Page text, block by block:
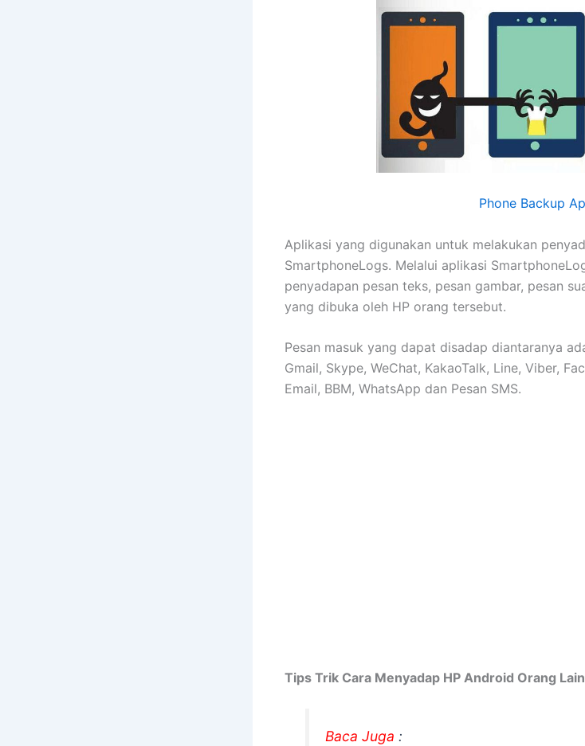
Phone Backup
Aplikasi yang digunakan untuk melakukan
SmartphoneLogs. Melalui aplikasi
penyadapan pesan teks, pesan gambar, pesan
yang dibuka oleh HP orang tersebut.
Pesan masuk yang dapat disadap diantaranya
Gmail, Skype, WeChat, KakaoTalk, Line, Viber,
Email, BBM, WhatsApp dan Pesan SMS.
Tips Trik Cara Menyadap HP Android Orang
Baca Juga :